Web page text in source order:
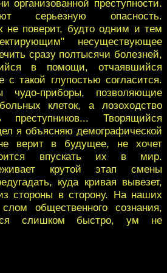
организованной преступности.
серьезную опасность.
не поверит, будто одним и тем
несуществующее
сразу полтысячи болезней,
в помощи, отчаявшийся
с такой глупостью согласится.
чудо-приборы, позволяющие
клеток, а лозоходство
преступников... Творящийся
я объясняю демографической
верит в будущее, не хочет
впускать их в мир.
крутой этап смены
куда кривая вывезет,
стороны в сторону. На наших
общественного сознания,
слишком быстро, ум не